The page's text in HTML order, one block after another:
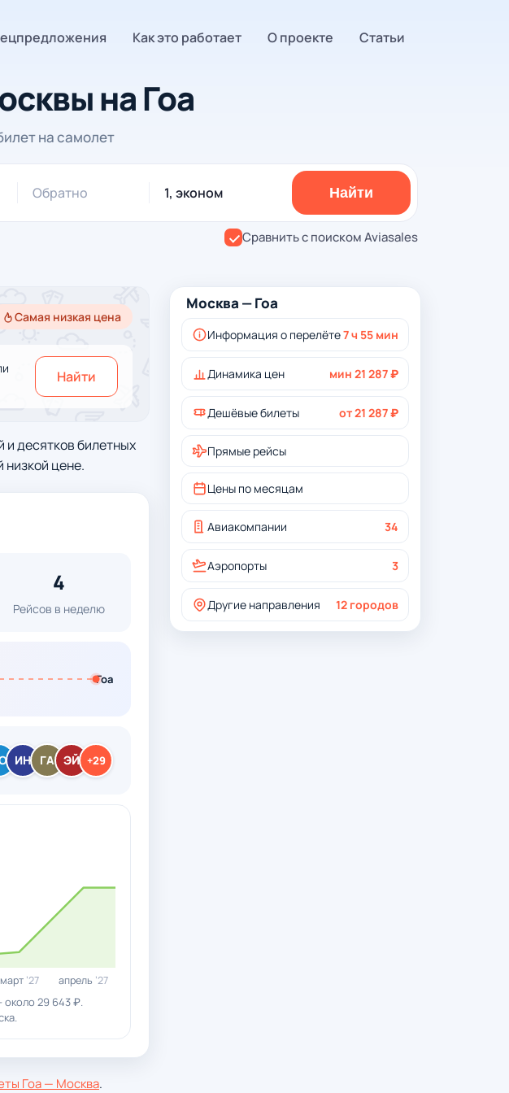
Как это работает О проекте Статьи
на Гоа
на самолет
Обратно 1, эконом Найти
Сравнить с поиском Aviasales
Самая низкая цена
Найти
десятков билетных
низкой цене.
4
Рейсов в неделю
Гоа
ИН ГА ЭЙ +29
март ’27 апрель ’27
около 29 643 ₽.
Гоа — Москва.
Москва — Гоа
Информация о перелёте7 ч 55 мин
Динамика цен мин 21 287 ₽
Дешёвые билеты от 21 287 ₽
Прямые рейсы
Цены по месяцам
Авиакомпании 34
Аэропорты 3
Другие направления 12 городов